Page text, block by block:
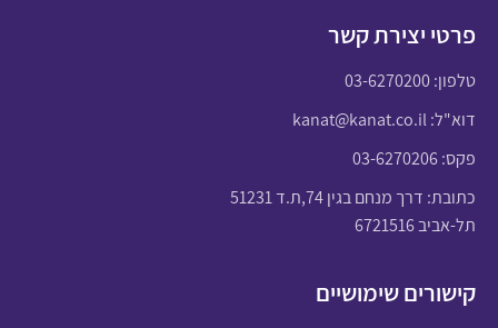
פרטי יצירת קשר
טלפון:03-6270200
דוא"ל:kanat@kanat.co.il
פקס: 03-6270206
כתובת: דרך מנחם בגין 74,ת.ד 51231
תל-אביב 6721516
קישורים שימושיים